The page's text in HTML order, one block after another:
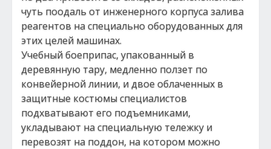
чуть поодаль от инженерного корпуса залива
реагентов на специально оборудованных для
этих целей машинах.
Учебный боеприпас, упакованный в
деревянную тару, медленно ползет по
конвейерной линии, и двое облаченных в
защитные костюмы специалистов
подхватывают его подъемниками,
укладывают на специальную тележку и
перевозят на поддон, на котором можно